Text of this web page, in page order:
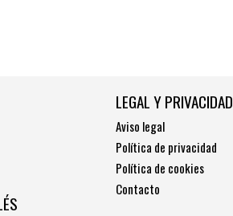
LEGAL Y PRIVACIDAD
Aviso legal
Política de privacidad
Política de cookies
Contacto